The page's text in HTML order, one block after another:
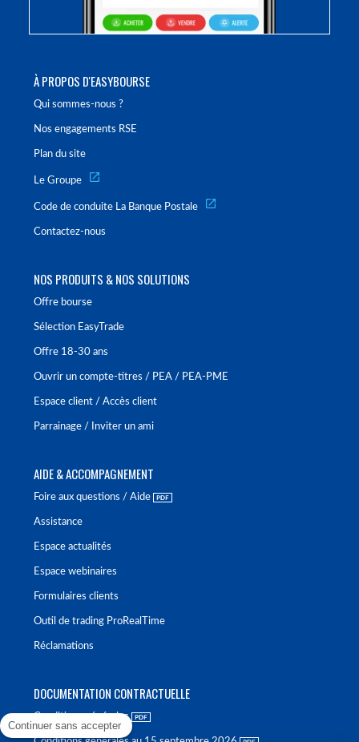
À PROPOS D'EASYBOURSE
Qui sommes-nous ?
Nos engagements RSE
Plan du site
Le Groupe
Code de conduite La Banque Postale
Contactez-nous
NOS PRODUITS & NOS SOLUTIONS
Offre bourse
Sélection EasyTrade
Offre 18-30 ans
Ouvrir un compte-titres / PEA / PEA-PME
Espace client / Accès client
Parrainage / Inviter un ami
AIDE & ACCOMPAGNEMENT
Foire aux questions / Aide
Assistance
Espace actualités
Espace webinaires
Formulaires clients
Outil de trading ProRealTime
Réclamations
DOCUMENTATION CONTRACTUELLE
Conditions générales
Continuer sans accepter